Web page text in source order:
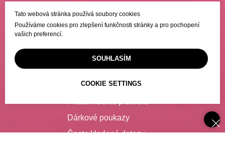
Tato webová stránka používá soubory cookies
Používáme cookies pro zlepšení funkčnosti stránky a pro pochopení
vašich preferencí.
SOUHLASÍM
COOKIE SETTINGS
VŠE O NÁKUPU
Výdejní místo
Poslat dárek
Dárkové poukazy
Často kladené dotazy